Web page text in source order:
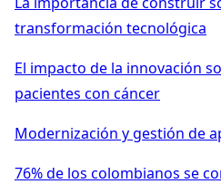
transformación tecnológica
El impacto de la innovación
pacientes con cáncer
Modernización y gestión de
76% de los colombianos se